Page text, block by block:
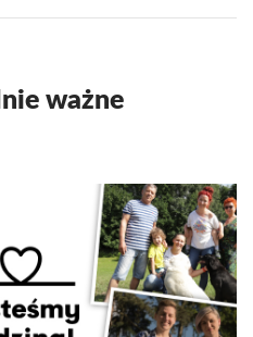
ważne